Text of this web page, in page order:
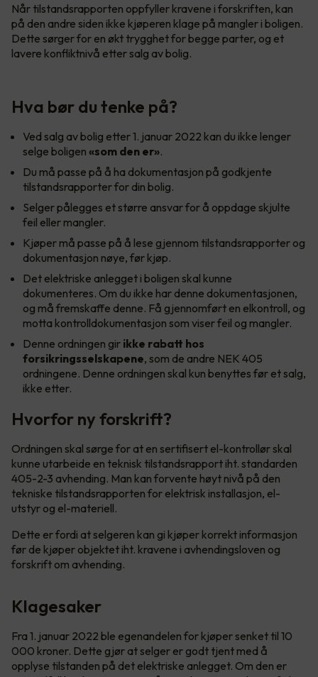
Når tilstandsrapporten oppfyller kravene i forskriften, kan
på den andre siden ikke kjøperen klage på mangler i boligen.
Dette sørger for en økt trygghet for begge parter, og et
lavere konfliktnivå etter salg av bolig.
Hva bør du tenke på?
Ved salg av bolig etter 1. januar 2022 kan du ikke lenger
selge boligen «som den er».
Du må passe på å ha dokumentasjon på godkjente
tilstandsrapporter for din bolig.
Selger pålegges et større ansvar for å oppdage skjulte
feil eller mangler.
Kjøper må passe på å lese gjennom tilstandsrapporter og
dokumentasjon nøye, før kjøp.
Det elektriske anlegget i boligen skal kunne
dokumenteres. Om du ikke har denne dokumentasjonen,
og må fremskaffe denne. Få gjennomført en elkontroll, og
motta kontrolldokumentasjon som viser feil og mangler.
Denne ordningen gir ikke rabatt hos
forsikringsselskapene, som de andre NEK 405
ordningene. Denne ordningen skal kun benyttes før et salg,
ikke etter.
Hvorfor ny forskrift?
Ordningen skal sørge for at en sertifisert el-kontrollør skal
kunne utarbeide en teknisk tilstandsrapport iht. standarden
405-2-3 avhending. Man kan forvente høyt nivå på den
tekniske tilstandsrapporten for elektrisk installasjon, el-
utstyr og el-materiell.
Dette er fordi at selgeren kan gi kjøper korrekt informasjon
før de kjøper objektet iht. kravene i avhendingsloven og
forskrift om avhending.
Klagesaker
Fra 1. januar 2022 ble egenandelen for kjøper senket til 10
000 kroner. Dette gjør at selger er godt tjent med å
opplyse tilstanden på det elektriske anlegget. Om den er